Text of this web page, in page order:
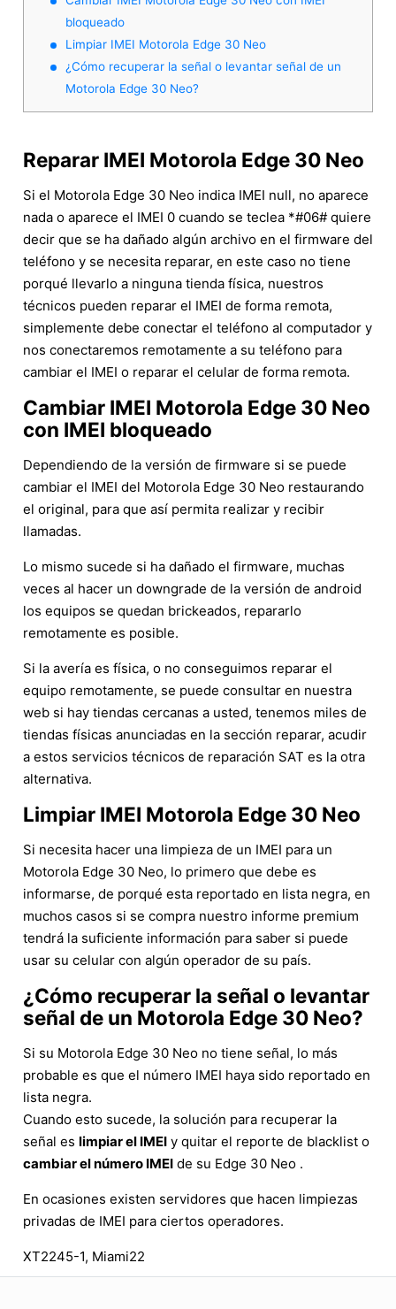
bloqueado
Limpiar IMEI Motorola Edge 30 Neo
¿Cómo recuperar la señal o levantar señal de un
Motorola Edge 30 Neo?
Reparar IMEI Motorola Edge 30 Neo
Si el Motorola Edge 30 Neo indica IMEI null, no aparece
nada o aparece el IMEI 0 cuando se teclea *#06# quiere
decir que se ha dañado algún archivo en el firmware del
teléfono y se necesita reparar, en este caso no tiene
porqué llevarlo a ninguna tienda física, nuestros
técnicos pueden reparar el IMEI de forma remota,
simplemente debe conectar el teléfono al computador y
nos conectaremos remotamente a su teléfono para
cambiar el IMEI o reparar el celular de forma remota.
Cambiar IMEI Motorola Edge 30 Neo
con IMEI bloqueado
Dependiendo de la versión de firmware si se puede
cambiar el IMEI del Motorola Edge 30 Neo restaurando
el original, para que así permita realizar y recibir
llamadas.
Lo mismo sucede si ha dañado el firmware, muchas
veces al hacer un downgrade de la versión de android
los equipos se quedan brickeados, repararlo
remotamente es posible.
Si la avería es física, o no conseguimos reparar el
equipo remotamente, se puede consultar en nuestra
web si hay tiendas cercanas a usted, tenemos miles de
tiendas físicas anunciadas en la sección reparar, acudir
a estos servicios técnicos de reparación SAT es la otra
alternativa.
Limpiar IMEI Motorola Edge 30 Neo
Si necesita hacer una limpieza de un IMEI para un
Motorola Edge 30 Neo, lo primero que debe es
informarse, de porqué esta reportado en lista negra, en
muchos casos si se compra nuestro informe premium
tendrá la suficiente información para saber si puede
usar su celular con algún operador de su país.
¿Cómo recuperar la señal o levantar
señal de un Motorola Edge 30 Neo?
Si su Motorola Edge 30 Neo no tiene señal, lo más
probable es que el número IMEI haya sido reportado en
lista negra.
Cuando esto sucede, la solución para recuperar la
señal es limpiar el IMEI y quitar el reporte de blacklist o
cambiar el número IMEI de su Edge 30 Neo .
En ocasiones existen servidores que hacen limpiezas
privadas de IMEI para ciertos operadores.
XT2245-1, Miami22